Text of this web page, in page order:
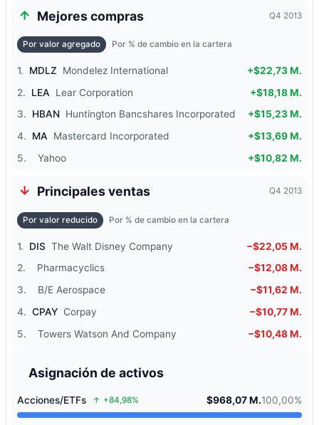
Mejores compras Q4 2013
Por valor agregado Por % de cambio en la cartera
1. MDLZ Mondelez International
+$22,73 M.
2.
LEA Lear Corporation
+$18,18 M.
3.
HBAN Huntington Bancshares Incorporated
+$15,23 M.
4.
MA Mastercard Incorporated
+$13,69 M.
5.
Yahoo +$10,82 M.
Principales ventas Q4 2013
Por valor reducido Por % de cambio en la cartera
1. DIS The Walt Disney Company
−$22,05 M.
2.
Pharmacyclics
−$12,08 M.
3.
B/E Aerospace
−$11,62 M.
4. CPAY Corpay
−$10,77 M.
5.
Towers Watson And Company −$10,48 M.
Asignación de activos
Acciones/ETFs +84,98% $968,07 M.100,00%